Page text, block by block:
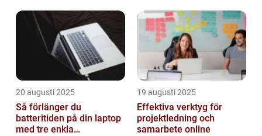
20 augusti 2025
Så förlänger du
batteritiden på din laptop
med tre enkla
19 augusti 2025
Effektiva verktyg för
projektledning och
samarbete online